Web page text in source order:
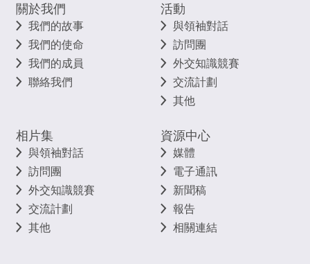
關於我們
我們的故事
我們的使命
我們的成員
聯絡我們
活動
與領袖對話
訪問團
外交知識競賽
交流計劃
其他
相片集
與領袖對話
訪問團
外交知識競賽
交流計劃
其他
資源中心
媒體
電子通訊
新聞稿
報告
相關連結